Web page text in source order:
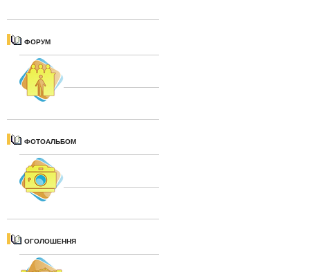
ФОРУМ
ФОТОАЛЬБОМ
ОГОЛОШЕННЯ